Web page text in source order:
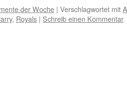
der Woche | Verschlagwortet mit
, Royals | Schreib einen Kommentar